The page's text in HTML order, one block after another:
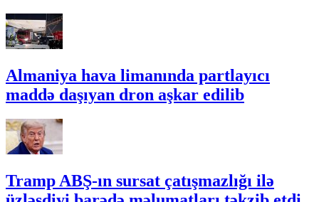
Almaniya hava limanında partlayıcı
maddə daşıyan dron aşkar edilib
Tramp ABŞ-ın sursat çatışmazlığı ilə